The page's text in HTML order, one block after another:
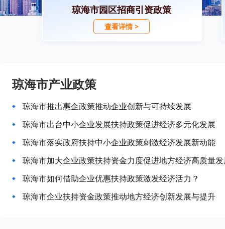
琼海市园区招商引资政策
查看详情 >
琼海市产业政策
琼海市推出惠企政策推动企业创新与可持续发展
琼海市出台中小企业发展扶持政策促进经济多元化发展
琼海市落实政府扶持中小企业政策刺激经济发展新动能
琼海市加大企业政策扶持资金力度促进地方经济高质量
琼海市如何借助企业优惠扶持政策激发经济活力？
琼海市企业扶持资金政策推动地方经济创新发展与提升